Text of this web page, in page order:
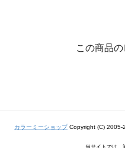
この商品
カラーミーショップCopyright (C) 2005-